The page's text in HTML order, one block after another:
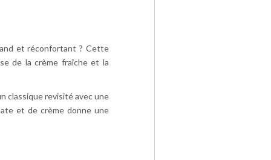
et réconfortant ? Cette
de la crème fraîche et la
classique revisité avec une
et de crème donne une